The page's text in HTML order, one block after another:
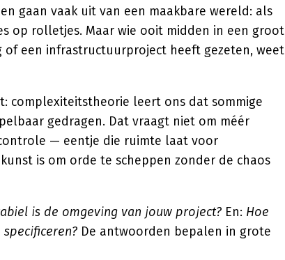
gaan vaak uit van een maakbare wereld: als
op rolletjes. Maar wie ooit midden in een groot
of een infrastructuurproject heeft gezeten, weet
complexiteitstheorie leert ons dat sommige
gedragen. Dat vraagt niet om méér
— eentje die ruimte laat voor
is om orde te scheppen zonder de chaos
is de omgeving van jouw project? En: Hoe
De antwoorden bepalen in grote